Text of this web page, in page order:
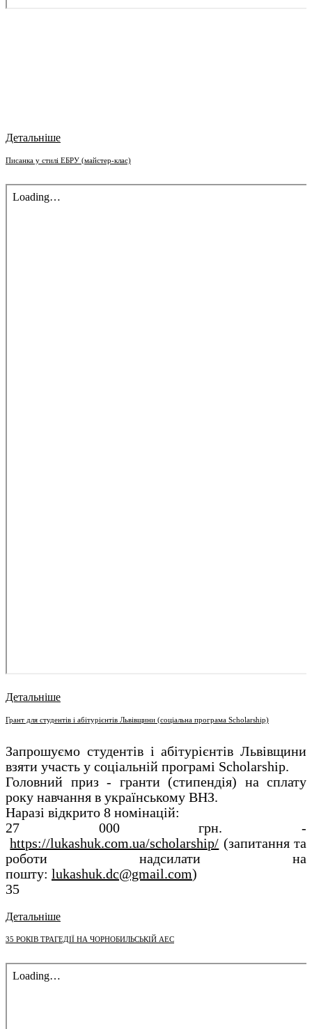
Детальніше
Писанка у стилі ЕБРУ (майстер-клас)
Детальніше
Грант для студентів і абітурієнтів Львівщини (соціальна програма Scholarship)
Запрошуємо студентів і абітурієнтів Львівщини
взяти участь у соціальній програмі Scholarship.
Головний приз - гранти (стипендія) на сплату
року навчання в українському ВНЗ.
Наразі відкрито 8 номінацій:
27 000 грн. -
https://lukashuk.com.ua/scholarship/ (запитання та
роботи надсилати на
пошту: lukashuk.dc@gmail.com)
35
Детальніше
35 РОКІВ ТРАГЕДІЇ НА ЧОРНОБИЛЬСЬКІЙ АЕС